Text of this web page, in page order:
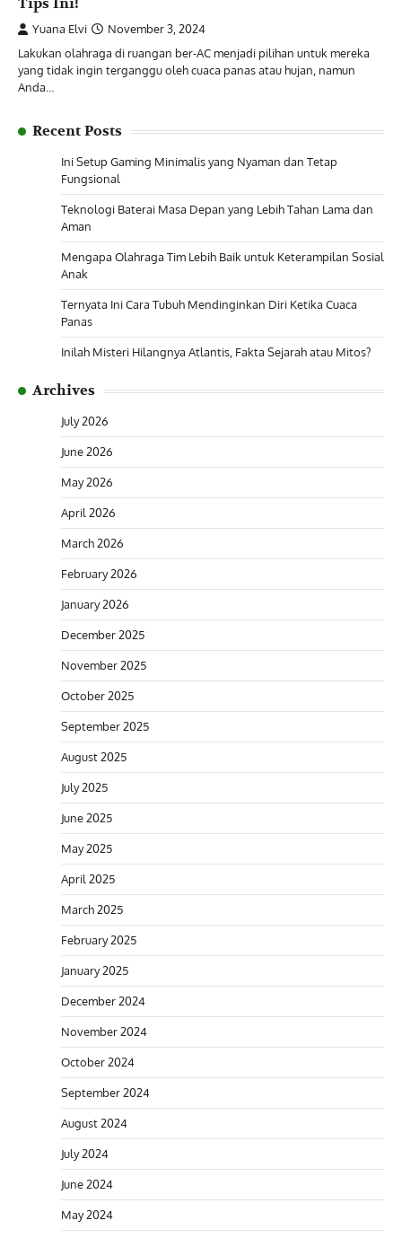
Tips Ini!
Yuana Elvi
November 3, 2024
Lakukan olahraga di ruangan ber-AC menjadi pilihan untuk mereka
yang tidak ingin terganggu oleh cuaca panas atau hujan, namun
Anda…
Recent Posts
Ini Setup Gaming Minimalis yang Nyaman dan Tetap
Fungsional
Teknologi Baterai Masa Depan yang Lebih Tahan Lama dan
Aman
Mengapa Olahraga Tim Lebih Baik untuk Keterampilan Sosial
Anak
Ternyata Ini Cara Tubuh Mendinginkan Diri Ketika Cuaca
Panas
Inilah Misteri Hilangnya Atlantis, Fakta Sejarah atau Mitos?
Archives
July 2026
June 2026
May 2026
April 2026
March 2026
February 2026
January 2026
December 2025
November 2025
October 2025
September 2025
August 2025
July 2025
June 2025
May 2025
April 2025
March 2025
February 2025
January 2025
December 2024
November 2024
October 2024
September 2024
August 2024
July 2024
June 2024
May 2024